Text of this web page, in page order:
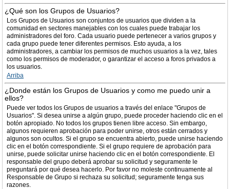
¿Qué son los Grupos de Usuarios?
Los Grupos de Usuarios son conjuntos de usuarios que dividen a la
comunidad en sectores manejables con los cuales puede trabajar los
administradores del foro. Cada usuario puede pertenecer a varios grupos y
cada grupo puede tener diferentes permisos. Esto ayuda, a los
administradores, a cambiar los permisos de muchos usuarios a la vez, tales
como los permisos de moderador, o garantizar el acceso a foros privados a
los usuarios.
Arriba
¿Donde están los Grupos de Usuarios y como me puedo unir a
ellos?
Puede ver todos los Grupos de usuarios a través del enlace "Grupos de
Usuarios". Si desea unirse a algún grupo, puede proceder haciendo clic en el
botón apropiado. No todos los grupos tienen libre acceso. Sin embargo,
algunos requieren aprobación para poder unirse, otros están cerrados y
algunos son ocultos. Si el grupo se encuentra abierto, puede unirse haciendo
clic en el botón correspondiente. Si el grupo requiere de aprobación para
unirse, puede solicitar unirse haciendo clic en el botón correspondiente. El
responsable del grupo deberá aprobar su solicitud y seguramente le
preguntará por qué desea hacerlo. Por favor no moleste continuamente al
Responsable de Grupo si rechaza su solicitud; seguramente tenga sus
razones.